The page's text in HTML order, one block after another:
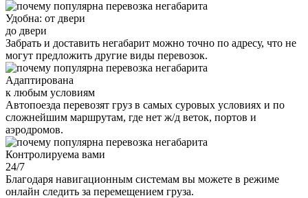
Удобна: от двери
до двери
Забрать и доставить негабарит можно точно по адресу, что не
могут предложить другие виды перевозок.
Адаптирована
к любым условиям
Автопоезда перевозят груз в самых суровых условиях и по
сложнейшим маршрутам, где нет ж/д веток, портов и
аэродромов.
Контролируема вами
24/7
Благодаря навигационным системам вы можете в режиме
онлайн следить за перемещением груза.